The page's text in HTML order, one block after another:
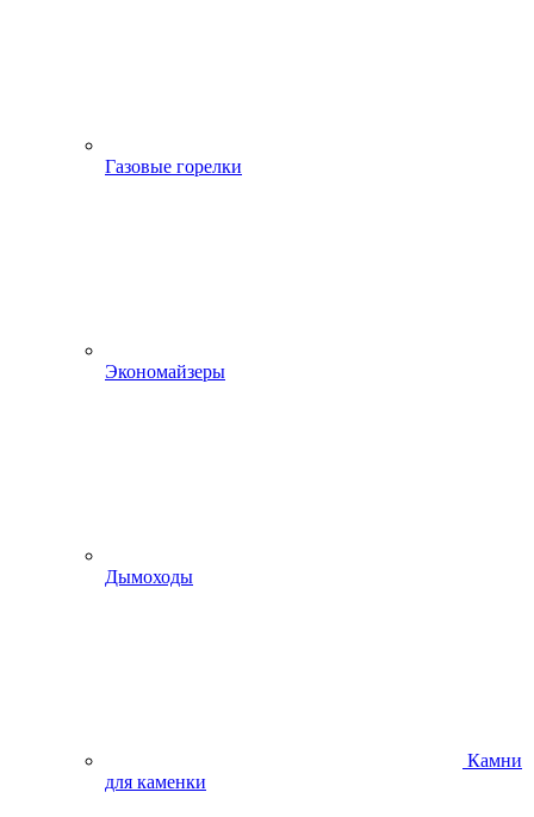
Газовые горелки
Экономайзеры
Дымоходы
Камни
для каменки